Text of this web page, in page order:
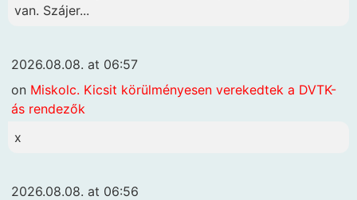
van. Szájer...
2026.08.08. at 06:57
on Miskolc. Kicsit körülményesen verekedtek a DVTK-
ás rendezők
x
2026.08.08. at 06:56